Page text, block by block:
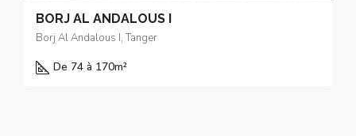
BORJ AL ANDALOUS I
Borj Al Andalous I, Tanger
De 74 à 170m²